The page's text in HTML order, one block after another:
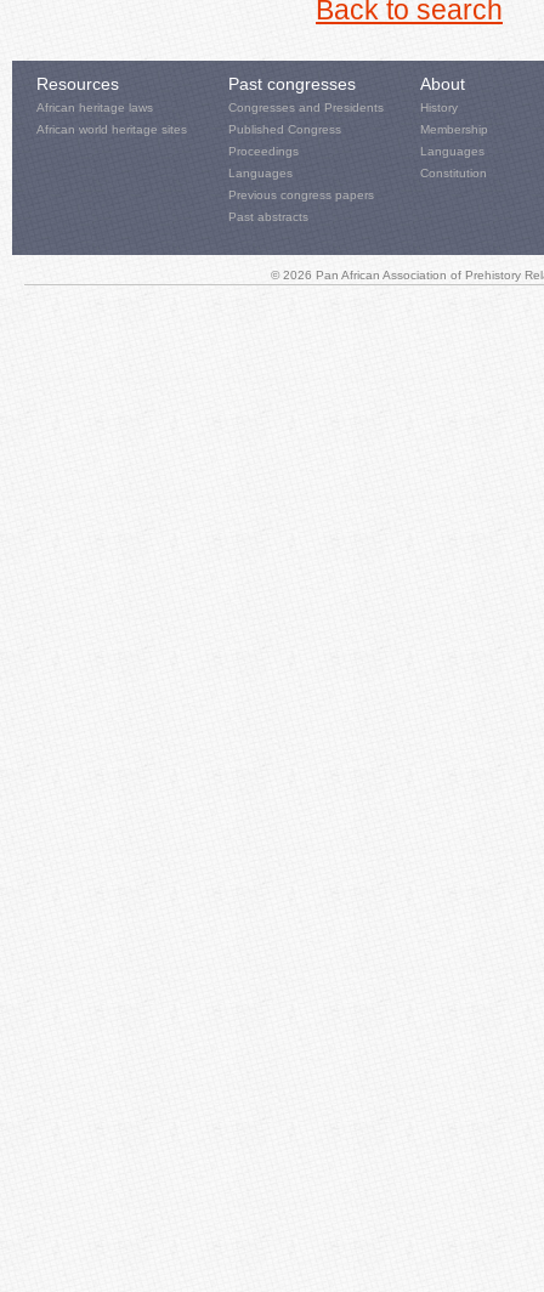
Back to search
Resources
African heritage laws
African world heritage sites
Past congresses
Congresses and Presidents
Published Congress
Proceedings
Languages
Previous congress papers
Past abstracts
About
History
Membership
Languages
Constitution
© 2026 Pan African Association of Prehistory